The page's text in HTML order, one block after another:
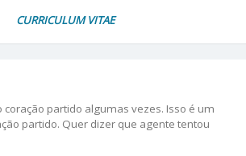
CURRICULUM VITAE
coração partido algumas vezes. Isso é um
partido. Quer dizer que agente tentou